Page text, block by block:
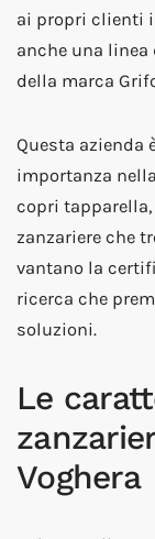
ai propri clienti
anche una
della marca
Questa azienda
importanza
copri
zanzariere che
vantano la
ricerca che
soluzioni.
Le
Voghera